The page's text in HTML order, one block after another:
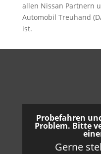
allen Nissan Partnern
Automobil Treuhand
ist.
Probefahren
Problem. Bitte
Gerne